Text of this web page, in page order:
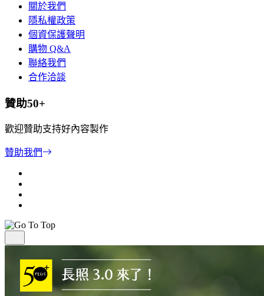
關於我們
隱私權政策
個資保護聲明
購物 Q&A
聯絡我們
合作洽談
贊助50+
歡迎贊助支持好內容製作
贊助我們